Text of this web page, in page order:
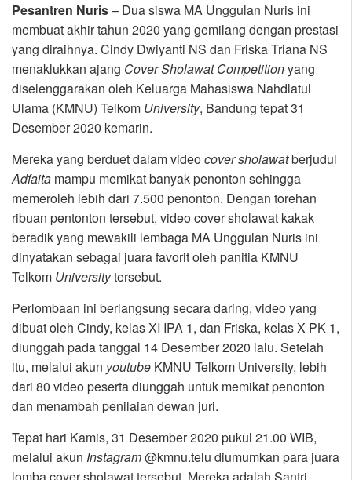
Pesantren Nuris– Dua siswa MA Unggulan Nuris ini
membuat akhir tahun 2020 yang gemilang dengan prestasi
yang diraihnya. Cindy Dwiyanti NS dan Friska Triana NS
menaklukkan ajang CoverSholawat Competitionyang
diselenggarakan oleh Keluarga Mahasiswa Nahdlatul
Ulama (KMNU) Telkom University, Bandung tepat 31
Desember 2020 kemarin.
Mereka yang berduet dalam videocoversholawatberjudul
Adfaita mampu memikat banyak penonton sehingga
memeroleh lebih dari 7.500 penonton. Dengan torehan
ribuan pentonton tersebut, video cover sholawat kakak
beradik yang mewakili lembaga MA Unggulan Nuris ini
dinyatakan sebagai juara favorit oleh panitia KMNU
Telkom Universitytersebut.
Perlombaan ini berlangsung secara daring, video yang
dibuat oleh Cindy, kelas XI IPA 1, dan Friska, kelas X PK 1,
diunggah pada tanggal 14 Desember 2020 lalu. Setelah
itu, melalui akun youtube KMNU Telkom University, lebih
dari 80 video peserta diunggah untuk memikat penonton
dan menambah penilaian dewan juri.
Tepat hari Kamis, 31 Desember 2020 pukul 21.00 WIB,
melalui akun Instagram@kmnu.telu diumumkan para juara